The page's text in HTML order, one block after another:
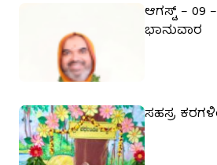
ಆಗಸ್ಟ್ – 09
ಭಾನುವಾರ
ಸಹಸ್ರ